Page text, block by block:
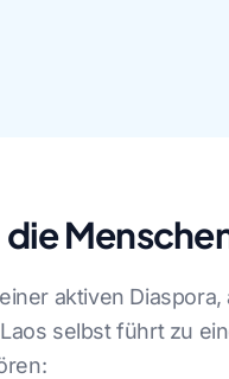
aktiven
selbst führt zu